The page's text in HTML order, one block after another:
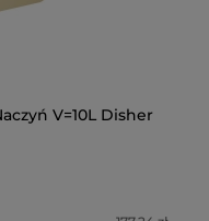
V=10L Disher